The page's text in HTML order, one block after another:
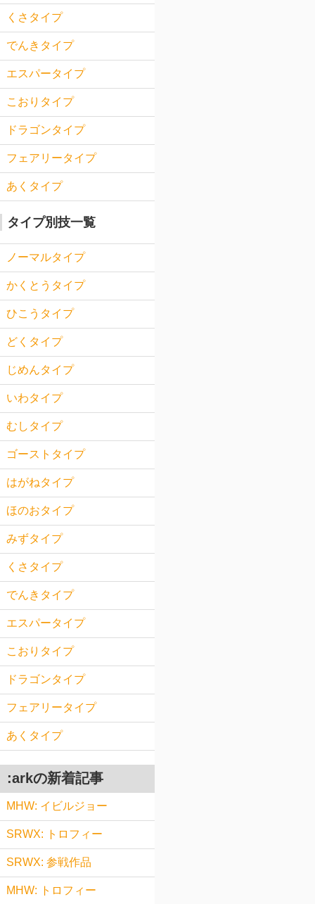
くさタイプ
でんきタイプ
エスパータイプ
こおりタイプ
ドラゴンタイプ
フェアリータイプ
あくタイプ
タイプ別技一覧
ノーマルタイプ
かくとうタイプ
ひこうタイプ
どくタイプ
じめんタイプ
いわタイプ
むしタイプ
ゴーストタイプ
はがねタイプ
ほのおタイプ
みずタイプ
くさタイプ
でんきタイプ
エスパータイプ
こおりタイプ
ドラゴンタイプ
フェアリータイプ
あくタイプ
:arkの新着記事
MHW: イビルジョー
SRWX: トロフィー
SRWX: 参戦作品
MHW: トロフィー